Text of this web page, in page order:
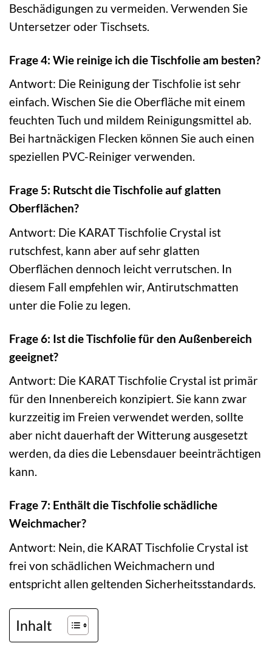
Beschädigungen zu vermeiden. Verwenden Sie
Untersetzer oder Tischsets.
Frage 4: Wie reinige ich die Tischfolie am besten?
Antwort: Die Reinigung der Tischfolie ist sehr
einfach. Wischen Sie die Oberfläche mit einem
feuchten Tuch und mildem Reinigungsmittel ab.
Bei hartnäckigen Flecken können Sie auch einen
speziellen PVC-Reiniger verwenden.
Frage 5: Rutscht die Tischfolie auf glatten
Oberflächen?
Antwort: Die KARAT Tischfolie Crystal ist
rutschfest, kann aber auf sehr glatten
Oberflächen dennoch leicht verrutschen. In
diesem Fall empfehlen wir, Antirutschmatten
unter die Folie zu legen.
Frage 6: Ist die Tischfolie für den Außenbereich
geeignet?
Antwort: Die KARAT Tischfolie Crystal ist primär
für den Innenbereich konzipiert. Sie kann zwar
kurzzeitig im Freien verwendet werden, sollte
aber nicht dauerhaft der Witterung ausgesetzt
werden, da dies die Lebensdauer beeinträchtigen
kann.
Frage 7: Enthält die Tischfolie schädliche
Weichmacher?
Antwort: Nein, die KARAT Tischfolie Crystal ist
frei von schädlichen Weichmachern und
entspricht allen geltenden Sicherheitsstandards.
Inhalt